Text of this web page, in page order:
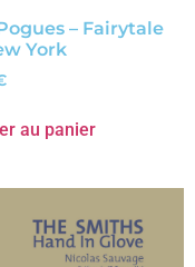
– Fairytale
York
au panier